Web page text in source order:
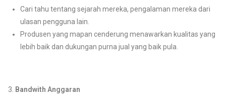
Cari tahu tentang sejarah mereka, pengalaman mereka dari
ulasan pengguna lain.
Produsen yang mapan cenderung menawarkan kualitas yang
lebih baik dan dukungan purna jual yang baik pula.
Bandwith Anggaran